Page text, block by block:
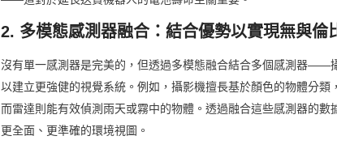
2. 多模態感測器融合：結合優勢以實現無與倫
沒有單一感測器是完美的，但透過多模態融合結合多個感測器
以建立更強健的視覺系統。例如，攝影機擅長基於顏色的物體分類
而雷達則能有效偵測雨天或霧中的物體。透過融合這些感測器的
更全面、更準確的環境視圖。